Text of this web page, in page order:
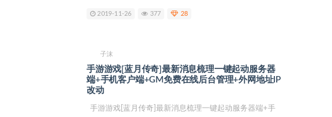
2019-11-26 377 28
子沫
手游游戏[蓝月传奇]最新消息梳理一键起动服务器
端+手机客户端+GM免费在线后台管理+外网地址IP
改动
手游游戏[蓝月传奇]最新消息梳理一键起动服务器端+手